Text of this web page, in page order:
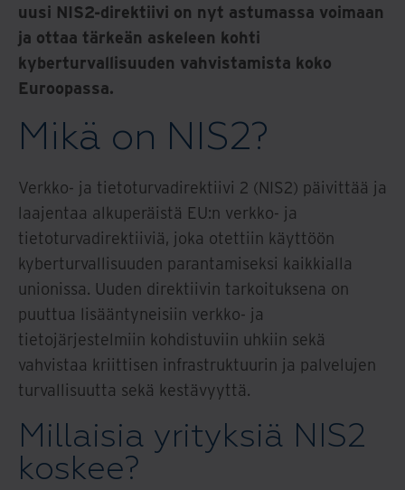
uusi NIS2-direktiivi on nyt astumassa voimaan
ja ottaa tärkeän askeleen kohti
kyberturvallisuuden vahvistamista koko
Euroopassa.
Mikä on NIS2?
Verkko- ja tietoturvadirektiivi 2 (NIS2) päivittää ja
laajentaa alkuperäistä EU:n verkko- ja
tietoturvadirektiiviä, joka otettiin käyttöön
kyberturvallisuuden parantamiseksi kaikkialla
unionissa. Uuden direktiivin tarkoituksena on
puuttua lisääntyneisiin verkko- ja
tietojärjestelmiin kohdistuviin uhkiin sekä
vahvistaa kriittisen infrastruktuurin ja palvelujen
turvallisuutta sekä kestävyyttä.
Millaisia yrityksiä NIS2
koskee?